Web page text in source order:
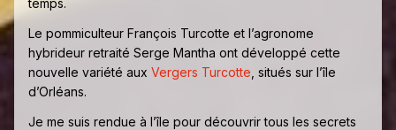
temps.
Le pommiculteur François Turcotte et l’agronome
hybrideur retraité Serge Mantha ont développé cette
nouvelle variété aux Vergers Turcotte , situés sur l’île
d’Orléans.
Je me suis rendue à l’île pour découvrir tous les secrets